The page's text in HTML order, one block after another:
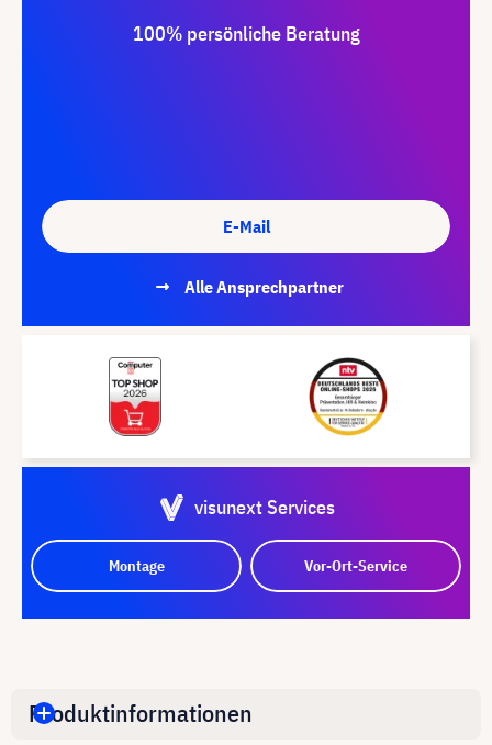
100% persönliche Beratung
E-Mail
Alle Ansprechpartner
visunext Services
Montage Vor-Ort-Service
Produktinformationen